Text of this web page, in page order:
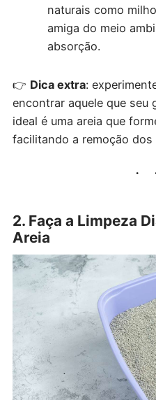
naturais como
amiga do meio
absorção.
👉 Dica extra:
encontrar aquele que seu
ideal é uma areia que
facilitando a remoção dos
2. Faça a Limpeza
Areia